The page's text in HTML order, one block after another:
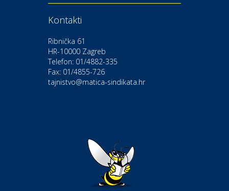
Moda i ljepota
Gastro
Hotel Bunčić Vrbovec
Izletište i vinotočje VINIA
Kontakti
Ribnička 61
HR-10000 Zagreb
Telefon: 01/4882-335
Fax: 01/4855-726
tajnistvo@matica-sindikata.hr